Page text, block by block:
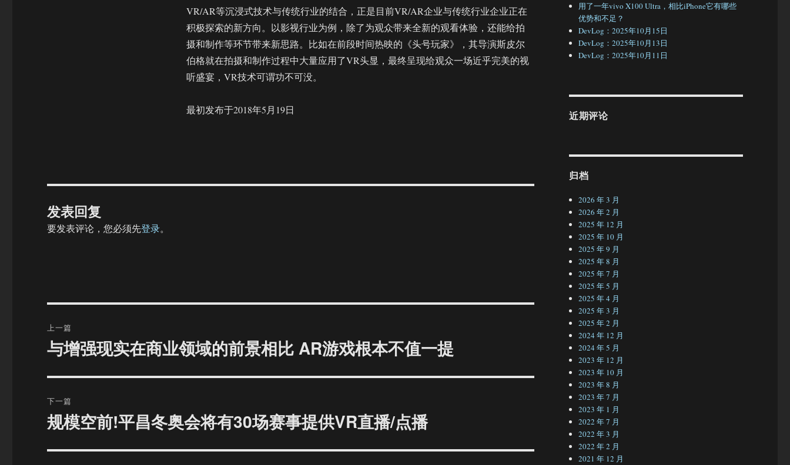
VR/AR等沉浸式技术与传统行业的结合，正是目前VR/AR企业与传统行业企业正在
积极探索的新方向。以影视行业为例，除了为观众带来全新的观看体验，还能给拍
摄和制作等环节带来新思路。比如在前段时间热映的《头号玩家》，其导演斯皮尔
伯格就在拍摄和制作过程中大量应用了VR头显，最终呈现给观众一场近乎完美的视
听盛宴，VR技术可谓功不可没。
最初发布于2018年5月19日
发表回复
要发表评论，您必须先登录。
章
上一篇
上
文
与增强现实在商业领域的前景相比 AR游戏根本不值一提
下一篇
下
篇
文
规模空前!平昌冬奥会将有30场赛事提供VR直播/点播
用了一年vivo X100 Ultra，相比iPhone它有哪些
优势和不足？
DevLog：2025年10月15日
DevLog：2025年10月13日
DevLog：2025年10月11日
近期评论
归档
2026 年 3 月
2026 年 2 月
2025 年 12 月
2025 年 10 月
2025 年 9 月
2025 年 8 月
2025 年 7 月
2025 年 5 月
2025 年 4 月
2025 年 3 月
2025 年 2 月
2024 年 12 月
2024 年 5 月
2023 年 12 月
2023 年 10 月
2023 年 8 月
2023 年 7 月
2023 年 1 月
2022 年 7 月
2022 年 3 月
2022 年 2 月
2021 年 12 月